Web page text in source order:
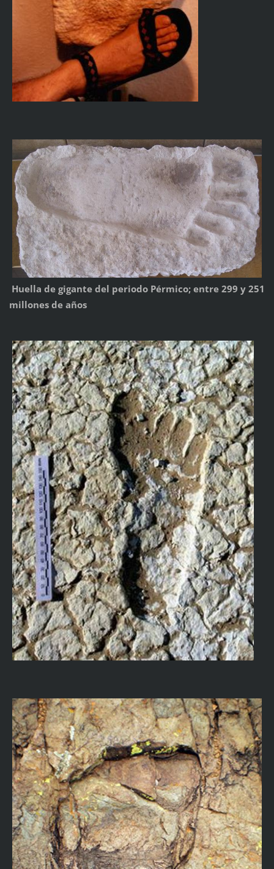
Huella de gigante del periodo Pérmico; entre 299 y 251
millones de años